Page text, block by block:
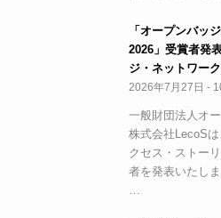
「オープンバッ
2026」受賞者発
ジ・ネットワーク
2026年7月27日 -
一般財団法人オ
株式会社LecoS
クセス・ストー
者を発表いたし